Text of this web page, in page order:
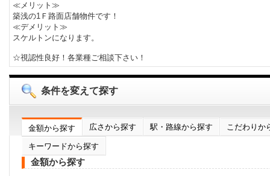
≪メリット≫
築浅の1Ｆ路面店舗物件です！
≪デメリット≫
スケルトンになります。
☆視認性良好！各業種ご相談下さい！
条件を変えて探す
金額から探す 広さから探す 駅・路線から探す こだわりか
キーワードから探す
金額から探す